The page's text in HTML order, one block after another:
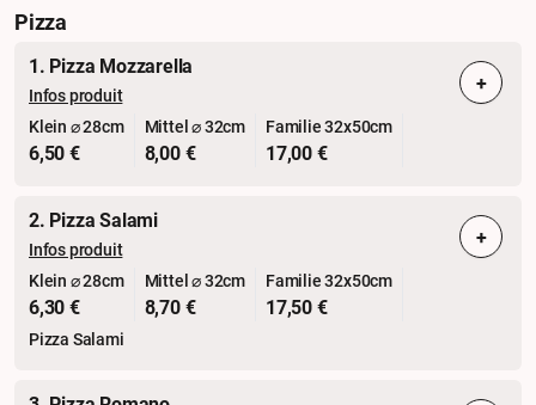
Pizza
1. Pizza Mozzarella
Infos produit
Klein ⌀ 28cm
6,50 €
Mittel ⌀ 32cm
8,00 €
Familie 32x50cm
17,00 €
+
2. Pizza Salami
Infos produit
Klein ⌀ 28cm
6,30 €
Mittel ⌀ 32cm
8,70 €
Familie 32x50cm
17,50 €
Pizza Salami
+